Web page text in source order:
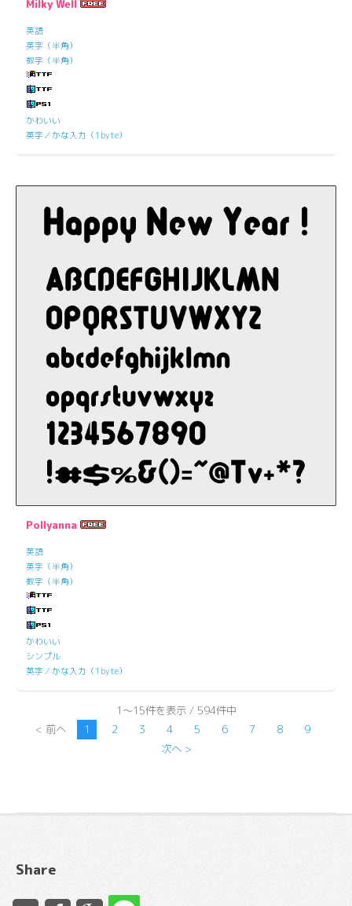
Milky Well
英語
英字（半角）
数字（半角）
かわいい
英字／かな入力（1byte）
Pollyanna
英語
英字（半角）
数字（半角）
かわいい
シンプル
英字／かな入力（1byte）
1～15件を表示 / 594件中
< 前へ
1 2 3 4 5 6 7 8
9
次へ >
Share